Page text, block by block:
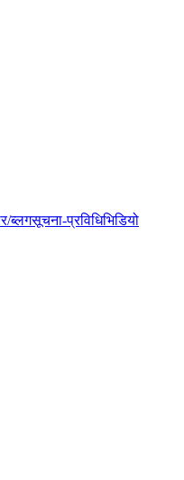
ब्लगसूचना-प्रविधिभिडियो